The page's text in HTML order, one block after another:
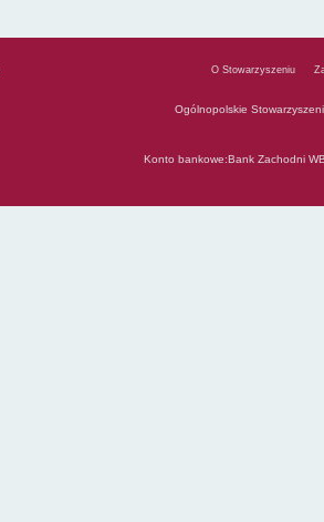
O Stowarzyszeniu
Ogólnopolskie
Konto bankowe:Bank Zachodni